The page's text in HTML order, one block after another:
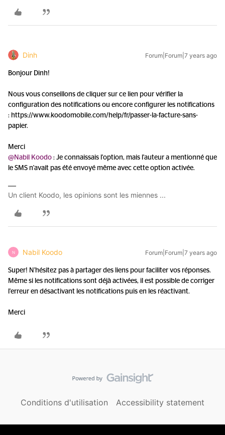
Dinh Forum|Forum|7 years ago
Bonjour Dinh!
Nous vous conseillons de cliquer sur ce lien pour vérifier la
configuration des notifications ou encore configurer les notifications
: https://www.koodomobile.com/help/fr/passer-la-facture-sans-
papier.
Merci
@Nabil Koodo : Je connaissais l'option, mais l'auteur a mentionné que
le SMS n'avait pas été envoyé même avec cette option activée.
Un client Koodo, les opinions sont les miennes ...
N Nabil Koodo Forum|Forum|7 years ago
Super! N'hésitez pas à partager des liens pour faciliter vos réponses.
Même si les notifications sont déjà activées, il est possible de corriger
l'erreur en désactivant les notifications puis en les réactivant.
Merci
Conditions d'utilisation Accessibility statement